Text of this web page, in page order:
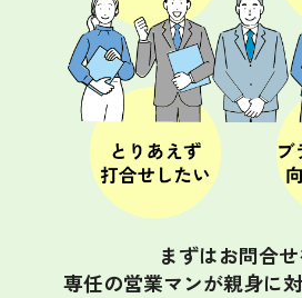
まずはお問合せ
専任の営業マンが親身に